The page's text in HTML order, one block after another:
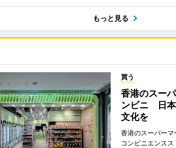
もっと見る
買う
香港のスー
ンビニ 日本
文化を
香港のスーパーマ
コンビニエンス